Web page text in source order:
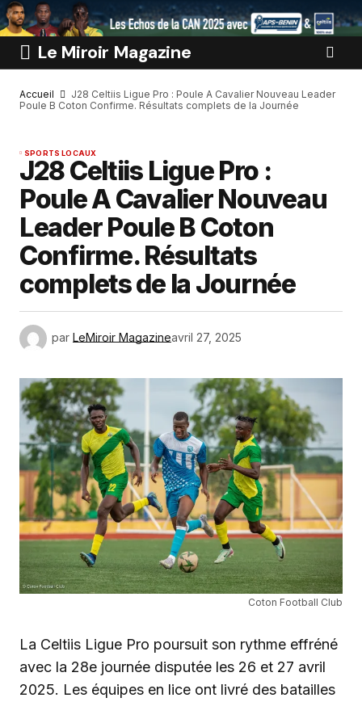
Le Miroir Magazine
Accueil
J28 Celtiis Ligue Pro : Poule A Cavalier Nouveau Leader
Poule B Coton Confirme. Résultats complets de la Journée
SPORTS LOCAUX
J28 Celtiis Ligue Pro :
Poule A Cavalier Nouveau
Leader Poule B Coton
Confirme. Résultats
complets de la Journée
par LeMiroir Magazineavril 27, 2025
Coton Football Club
La Celtiis Ligue Pro poursuit son rythme effréné
avec la 28e journée disputée les 26 et 27 avril
2025. Les équipes en lice ont livré des batailles